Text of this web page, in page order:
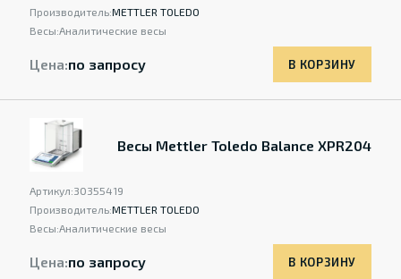
Производитель:METTLER TOLEDO
Весы:Аналитические весы
Цена:по запросу В КОРЗИНУ
Весы Mettler Toledo Balance XPR204
Артикул:30355419
Производитель:METTLER TOLEDO
Весы:Аналитические весы
Цена:по запросу В КОРЗИНУ